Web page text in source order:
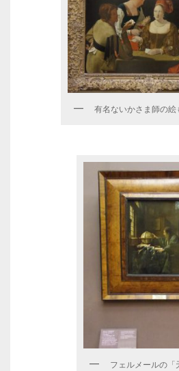
有名ないかさま師の絵
フェルメールの「